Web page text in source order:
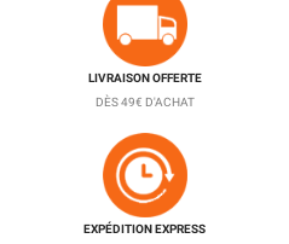
LIVRAISON OFFERTE
DÈS 49€ D'ACHAT
EXPÉDITION EXPRESS